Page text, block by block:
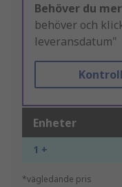
Behöver du
behöver och
leveransdatum"
Enheter
1 +
*vägledande pris